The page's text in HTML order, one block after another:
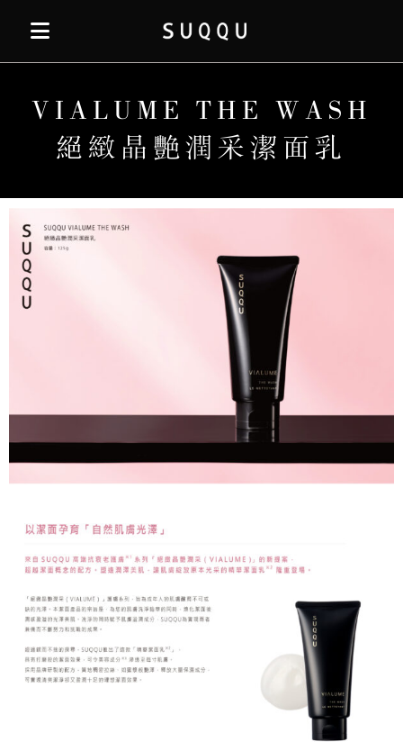
VIALUME THE WASH
絕緻晶艷潤采潔面乳